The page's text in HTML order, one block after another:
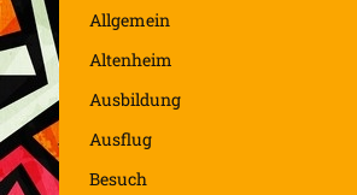
Allgemein
Altenheim
Ausbildung
Ausflug
Besuch